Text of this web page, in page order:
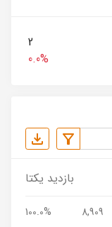
2
0.0%
بازدید یکتا
8,909
100.0%